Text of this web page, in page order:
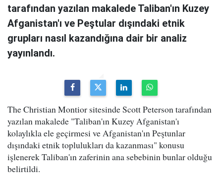
tarafından yazılan makalede Taliban'ın Kuzey
Afganistan'ı ve Peştular dışındaki etnik
grupları nasıl kazandığına dair bir analiz
yayınlandı.
The Christian Montior sitesinde Scott Peterson tarafından
yazılan makalede "Taliban'ın Kuzey Afganistan'ı
kolaylıkla ele geçirmesi ve Afganistan'ın Peştunlar
dışındaki etnik toplulukları da kazanması" konusu
işlenerek Taliban'ın zaferinin ana sebebinin bunlar olduğu
belirtildi.